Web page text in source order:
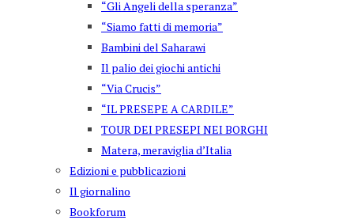
“Gli Angeli della speranza”
“Siamo fatti di memoria”
Bambini del Saharawi
Il palio dei giochi antichi
“Via Crucis”
“IL PRESEPE A CARDILE”
TOUR DEI PRESEPI NEI BORGHI
Matera, meraviglia d’Italia
Edizioni e pubblicazioni
Il giornalino
Bookforum